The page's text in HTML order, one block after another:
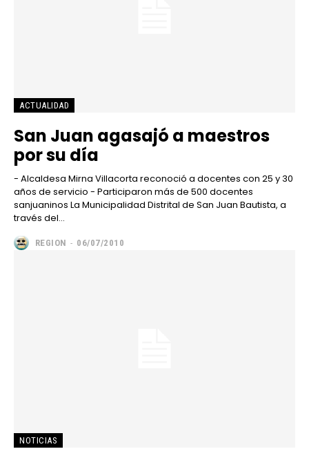
ACTUALIDAD
San Juan agasajó a maestros
por su día
- Alcaldesa Mirna Villacorta reconoció a docentes con 25 y 30
años de servicio - Participaron más de 500 docentes
sanjuaninos La Municipalidad Distrital de San Juan Bautista, a
través del...
REGION - 06/07/2010
NOTICIAS